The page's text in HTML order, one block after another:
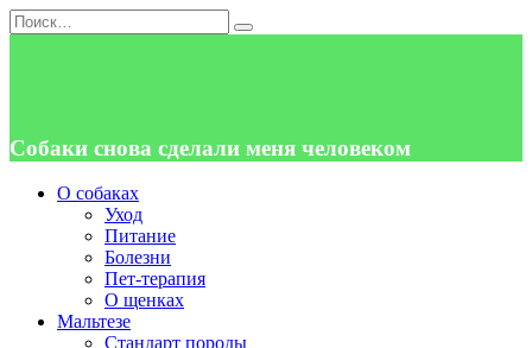
Перейти
к
Search
for:
Собаки снова сделали меня человеком
О собаках
Уход
Питание
Болезни
Пет-терапия
О щенках
Мальтезе
Стандарт породы